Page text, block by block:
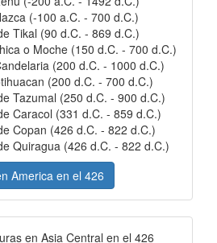
(-100 a.C. - 700 d.C.)
Tikal (90 d.C. - 869 d.C.)
o Moche (150 d.C. - 700 d.C.)
(200 d.C. - 1000 d.C.)
(200 d.C. - 700 d.C.)
Tazumal (250 d.C. - 900 d.C.)
Caracol (331 d.C. - 859 d.C.)
Copan (426 d.C. - 822 d.C.)
Quiragua (426 d.C. - 822 d.C.)
America en el 426